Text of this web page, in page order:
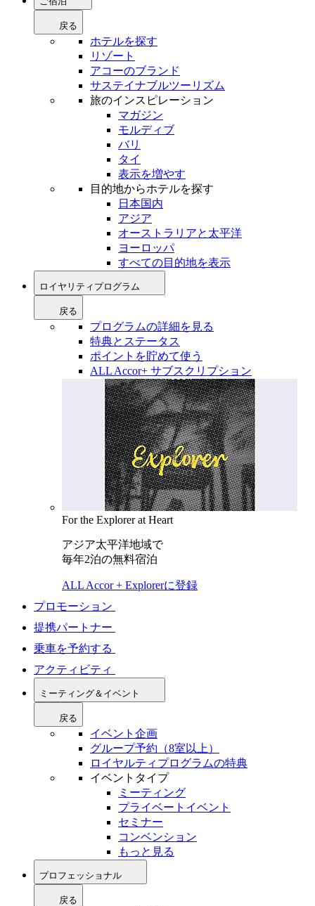
戻る
ホテルを探す
リゾート
アコーのブランド
サステイナブルツーリズム
旅のインスピレーション
マガジン
モルディブ
バリ
タイ
表示を増やす
目的地からホテルを探す
日本国内
アジア
オーストラリアと太平洋
ヨーロッパ
すべての目的地を表示
ロイヤリティプログラム
戻る
プログラムの詳細を見る
特典とステータス
ポイントを貯めて使う
ALL Accor+ サブスクリプション
For the Explorer at Heart
アジア太平洋地域で
毎年2泊の無料宿泊
ALL Accor + Explorerに登録
プロモーション
提携パートナー
乗車を予約する
アクティビティ
ミーティング＆イベント
戻る
イベント企画
グループ予約（8室以上）
ロイヤルティプログラムの特典
イベントタイプ
ミーティング
プライベートイベント
セミナー
コンベンション
もっと見る
プロフェッショナル
戻る